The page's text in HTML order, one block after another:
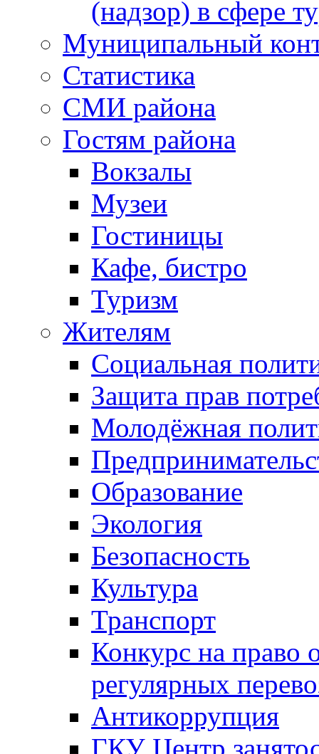
(надзор) в сфере
Муниципальный
Статистика
СМИ района
Гостям района
Вокзалы
Музеи
Гостиницы
Кафе, бистро
Туризм
Жителям
Социальная
Защита прав
Молодёжная
Образование
Экология
Безопасность
Культура
Транспорт
Конкурс на право
регулярных
Антикоррупция